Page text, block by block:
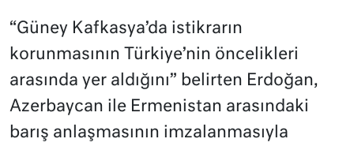
“Güney Kafkasya’da istikrarın
korunmasının Türkiye’nin öncelikleri
arasında yer aldığını” belirten Erdoğan,
Azerbaycan ile Ermenistan arasındaki
barış anlaşmasının imzalanmasıyla